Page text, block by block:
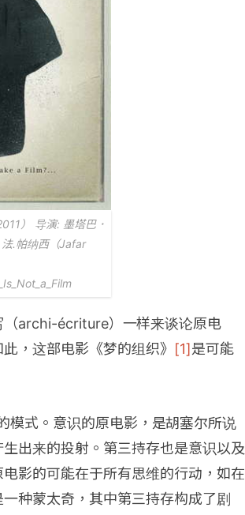
） 导演: 墨塔巴．
.帕纳西（Jafar
（archi-écriture）一样来谈论原电
，这部电影《梦的组织》 [1]是可能
式。意识的原电影，是胡塞尔所说
出来的投射。第三持存也是意识以及
影的可能在于所有思维的行动，如在
种蒙太奇，其中第三持存构成了剧